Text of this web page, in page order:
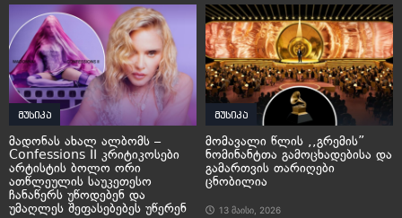
მუსიკა
მადონას ახალ ალბომს –
Confessions II კრიტიკოსები
არტისტის ბოლო ორი
ათწლეულის საუკეთესო
ჩანაწერს უწოდებენ და
უმაღლეს შეფასებებეს უწერენ
მუსიკა
მომავალი წლის ,,გრემის”
ნომინანტთა გამოცხადებისა და
გამართვის თარიღები
ცნობილია
13 მაისი, 2026